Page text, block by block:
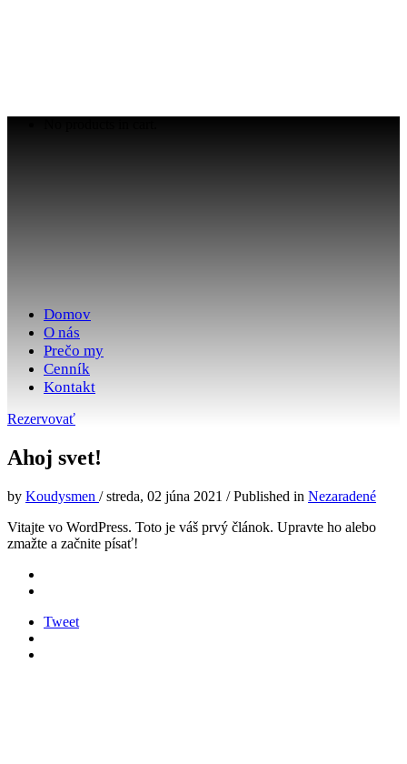
Domov
O nás
Prečo my
Cenník
Kontakt
Rezervovať
Ahoj svet!
by Koudysmen /streda, 02 júna 2021 /Published in Nezaradené
Vitajte vo WordPress. Toto je váš prvý článok. Upravte ho alebo
zmažte a začnite písať!
Tweet